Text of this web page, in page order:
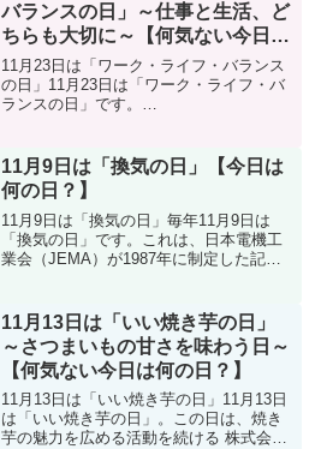
バランスの日」～仕事と生活、ど
ちらも大切に～【何気ない今日は
何の日？】
11月23日は「ワーク・ライフ・バランス
の日」11月23日は「ワーク・ライフ・バ
ランスの日」です。
(){arg...
11月9日は「換気の日」【今日は
何の日？】
11月9日は「換気の日」毎年11月9日は
「換気の日」です。これは、日本電機工
業会（JEMA）が1987年に制定した記念
からです。この日を通して、私たちの住
まいで適切な...
11月13日は「いい焼き芋の日」
～さつまいもの甘さを味わう日～
【何気ない今日は何の日？】
11月13日は「いい焼き芋の日」11月13日
は「いい焼き芋の日」。この日は、焼き
芋の魅力を広める活動を続ける 株式会社